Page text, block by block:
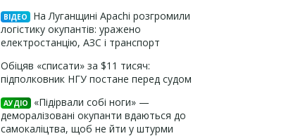
ВІДЕО
На Луганщині Apachi розгромили
логістику окупантів: уражено
електростанцію, АЗС і транспорт
Обіцяв «списати» за $11 тисяч:
підполковник НГУ постане перед судом
АУДІО
«Підірвали собі ноги» —
деморалізовані окупанти вдаються до
самокаліцтва, щоб не йти у штурми